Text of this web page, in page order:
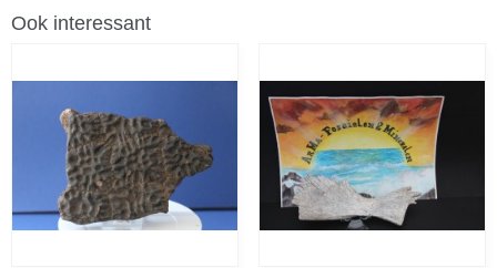
Ook interessant